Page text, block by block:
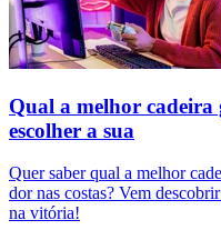
Qual a melhor
escolher a sua
Quer saber qual a melhor
dor nas costas? Vem
na vitória!